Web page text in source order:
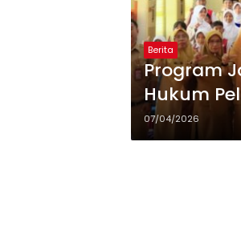
Berita
Program
Hukum
07/04/2026